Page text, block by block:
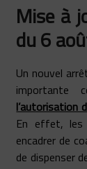
Mise à
du 6
Un nouvel
importante
l’autorisation
En effet, les
encadrer de
de dispenser